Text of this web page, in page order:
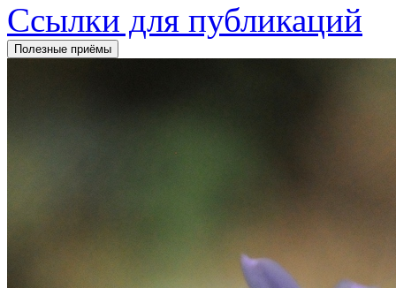
Ссылки для публикаций
Полезные приёмы